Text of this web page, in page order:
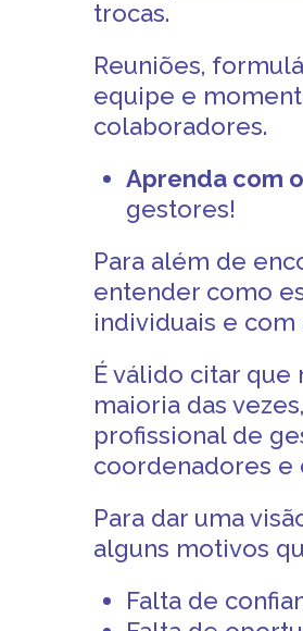
trocas.
Reuniões,
equipe e
colaboradores.
Aprenda com
gestores!
Para além de
entender como
individuais e
É válido citar que
maioria das
profissional de
coordenadores e
Para dar uma
alguns motivos
Falta de